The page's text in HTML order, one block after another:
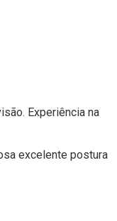
Experiência na
excelente postura